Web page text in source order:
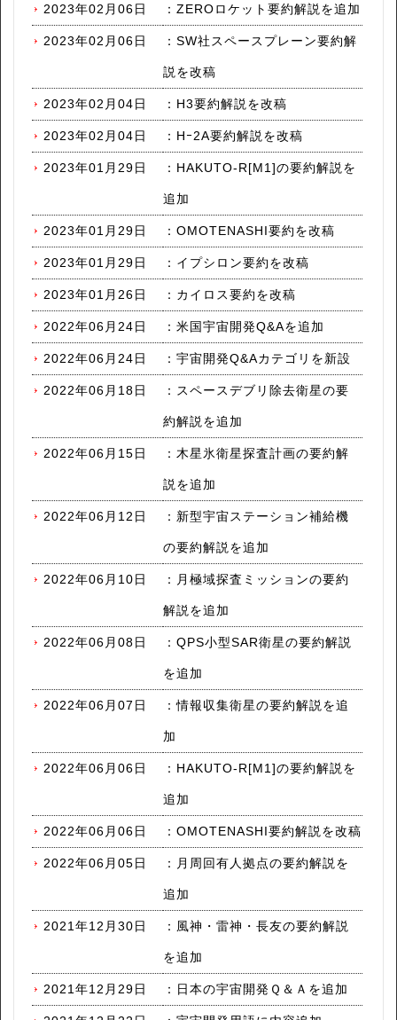
2023年02月06日 ：ZEROロケット要約解説を追加
2023年02月06日 ：SW社スペースプレーン要約解
説を改稿
2023年02月04日 ： H3要約解説を改稿
2023年02月04日 ： Hｰ2A要約解説を改稿
2023年01月29日 ： HAKUTO-R[M1]の要約解説を
追加
2023年01月29日 ：OMOTENASHI要約を改稿
2023年01月29日 ： イプシロン要約を改稿
2023年01月26日 ： カイロス要約を改稿
2022年06月24日 ：米国宇宙開発Q&Aを追加
2022年06月24日 ：宇宙開発Q&Aカテゴリを新設
2022年06月18日 ： スペースデブリ除去衛星の要
約解説を追加
2022年06月15日 ： 木星氷衛星探査計画の要約解
説を追加
2022年06月12日 ： 新型宇宙ステーション補給機
の要約解説を追加
2022年06月10日 ： 月極域探査ミッションの要約
解説を追加
2022年06月08日 ：QPS小型SAR衛星の要約解説
を追加
2022年06月07日 ：情報収集衛星の要約解説を追
加
2022年06月06日 ： HAKUTO-R[M1]の要約解説を
追加
2022年06月06日 ：OMOTENASHI要約解説を改稿
2022年06月05日 ： 月周回有人拠点の要約解説を
追加
2021年12月30日 ： 風神・雷神・長友の要約解説
を追加
2021年12月29日 ： 日本の宇宙開発Ｑ＆Ａを追加